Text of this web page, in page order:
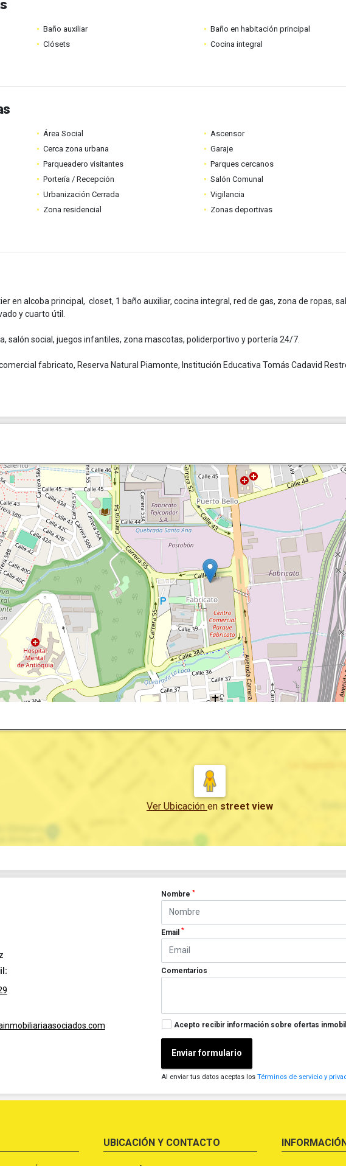
Baño auxiliar
Baño en habitación principal
Clósets
Cocina integral
Área Social
Ascensor
Cerca zona urbana
Garaje
Parqueadero visitantes
Parques cercanos
Portería / Recepción
Salón Comunal
Urbanización Cerrada
Vigilancia
Zona residencial
Zonas deportivas
en alcoba principal, closet, 1 baño auxiliar, cocina integral, red de gas, zona de ropas,
y cuarto útil.
salón social, juegos infantiles, zona mascotas, poliderportivo y portería 24/7.
fabricato, Reserva Natural Piamonte, Institución Educativa Tomás Cadavid
Ver Ubicación en street view
Nombre*
Email*
Comentarios
Acepto recibir información sobre ofertas
Enviar formulario
Al enviar tus datos aceptas losTérminos de servicio y
UBICACIÓN Y CONTACTO